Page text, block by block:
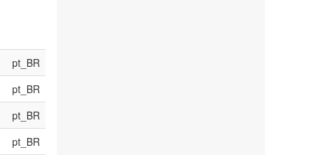
pt_BR
pt_BR
pt_BR
pt_BR